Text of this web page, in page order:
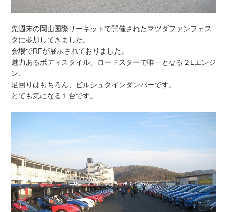
先週末の岡山国際サーキットで開催されたマツダファンフェス
タに参加してきました。
会場でRFが展示されておりました。
魅力あるボディスタイル、ロードスターで唯一となる２Lエンジ
ン、
足回りはもちろん、ビルシュタインダンパーです。
とても気になる１台です。